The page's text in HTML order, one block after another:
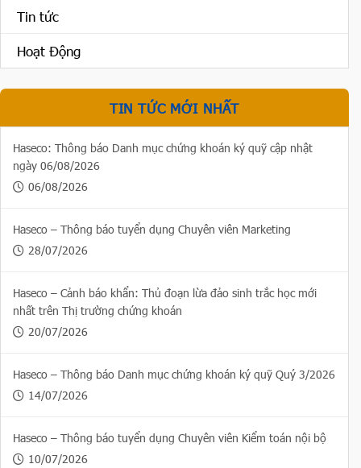
Tin tức
Hoạt Động
TIN TỨC MỚI NHẤT
Haseco: Thông báo Danh mục chứng khoán ký quỹ cập nhật
ngày 06/08/2026
06/08/2026
Haseco – Thông báo tuyển dụng Chuyên viên Marketing
28/07/2026
Haseco – Cảnh báo khẩn: Thủ đoạn lừa đảo sinh trắc học mới
nhất trên Thị trường chứng khoán
20/07/2026
Haseco – Thông báo Danh mục chứng khoán ký quỹ Quý 3/2026
14/07/2026
Haseco – Thông báo tuyển dụng Chuyên viên Kiểm toán nội bộ
10/07/2026